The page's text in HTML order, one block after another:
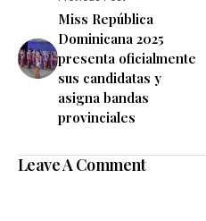
Miss República
Dominicana 2025
presenta oficialmente
sus candidatas y
asigna bandas
provinciales
Leave A Comment